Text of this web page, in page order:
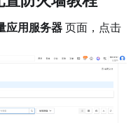
应用服务器页面，点击